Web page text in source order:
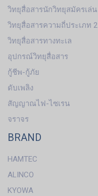
วิทยุสื่อสารนักวิทยุสมัครเล่น
วิทยุสื่อสารความถี่ประเภท 2
วิทยุสื่อสารทางทะเล
อุปกรณ์วิทยุสื่อสาร
กู้ชีพ-กู้ภัย
ดับเพลิง
สัญญาณไฟ-ไซเรน
จราจร
BRAND
HAMTEC
ALINCO
KYOWA